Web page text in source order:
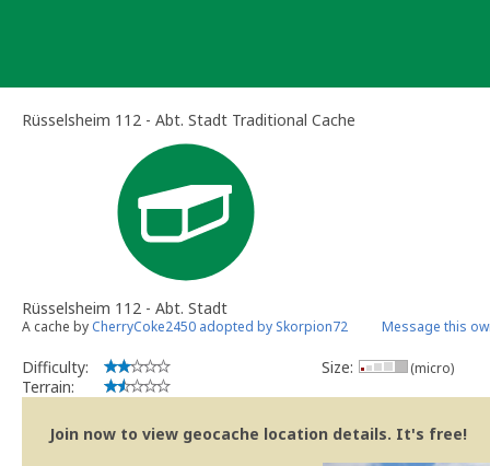
Rüsselsheim 112 - Abt. Stadt Traditional Cache
Rüsselsheim 112 - Abt. Stadt
A cache by CherryCoke2450 adopted by Skorpion72 Message this
Difficulty:
Terrain:
Size: (micro)
Join now to view geocache location details. It's free!